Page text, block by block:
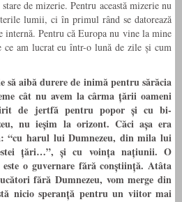
de mizerie. Pentru această mizerie nu
lumii, ci în primul rând se datorează
internă. Pentru că Europa nu vine la mine
ce am lucrat eu într-o lună de zile și cum
să aibă durere de inimă pentru sărăcia
cât nu avem la cârma țării oameni
de jertfă pentru popor și cu bi­
nu ieșim la orizont. Căci așa era
“cu harul lui Dumnezeu, din mila lui
țări…”, și cu voința națiunii. O
o guvernare fără conștiință. Atâta
fără Dum­nezeu, vom merge din
nicio speranță pentru un viitor mai